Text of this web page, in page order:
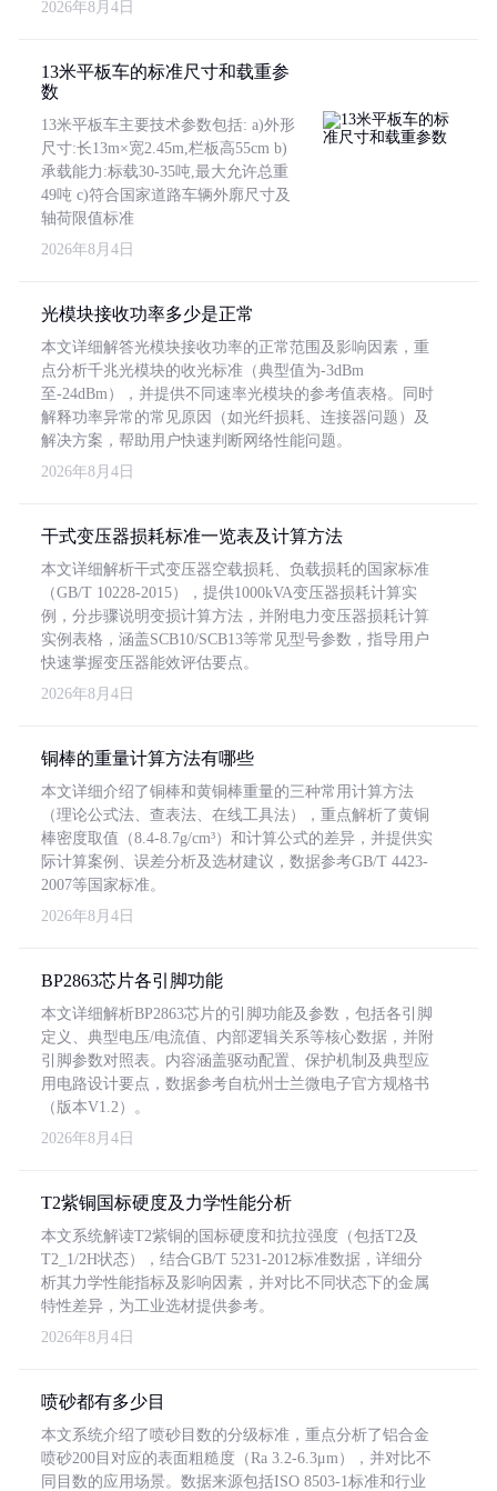
2026年8月4日
13米平板车的标准尺寸和载重参
数
13米平板车主要技术参数包括: a)外形
尺寸:长13m×宽2.45m,栏板高55cm b)
承载能力:标载30-35吨,最大允许总重
49吨 c)符合国家道路车辆外廓尺寸及
轴荷限值标准
2026年8月4日
光模块接收功率多少是正常
本文详细解答光模块接收功率的正常范围及影响因素，重
点分析千兆光模块的收光标准（典型值为-3dBm
至-24dBm），并提供不同速率光模块的参考值表格。同时
解释功率异常的常见原因（如光纤损耗、连接器问题）及
解决方案，帮助用户快速判断网络性能问题。
2026年8月4日
干式变压器损耗标准一览表及计算方法
本文详细解析干式变压器空载损耗、负载损耗的国家标准
（GB/T 10228-2015），提供1000kVA变压器损耗计算实
例，分步骤说明变损计算方法，并附电力变压器损耗计算
实例表格，涵盖SCB10/SCB13等常见型号参数，指导用户
快速掌握变压器能效评估要点。
2026年8月4日
铜棒的重量计算方法有哪些
本文详细介绍了铜棒和黄铜棒重量的三种常用计算方法
（理论公式法、查表法、在线工具法），重点解析了黄铜
棒密度取值（8.4-8.7g/cm³）和计算公式的差异，并提供实
际计算案例、误差分析及选材建议，数据参考GB/T 4423-
2007等国家标准。
2026年8月4日
BP2863芯片各引脚功能
本文详细解析BP2863芯片的引脚功能及参数，包括各引脚
定义、典型电压/电流值、内部逻辑关系等核心数据，并附
引脚参数对照表。内容涵盖驱动配置、保护机制及典型应
用电路设计要点，数据参考自杭州士兰微电子官方规格书
（版本V1.2）。
2026年8月4日
T2紫铜国标硬度及力学性能分析
本文系统解读T2紫铜的国标硬度和抗拉强度（包括T2及
T2_1/2H状态），结合GB/T 5231-2012标准数据，详细分
析其力学性能指标及影响因素，并对比不同状态下的金属
特性差异，为工业选材提供参考。
2026年8月4日
喷砂都有多少目
本文系统介绍了喷砂目数的分级标准，重点分析了铝合金
喷砂200目对应的表面粗糙度（Ra 3.2-6.3μm），并对比不
同目数的应用场景。数据来源包括ISO 8503-1标准和行业